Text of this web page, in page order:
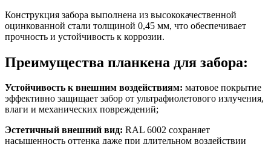
Конструкция забора выполнена из высококачественной
оцинкованной стали толщиной 0,45 мм, что обеспечивает
прочность и устойчивость к коррозии.
Преимущества планкена для забора:
Устойчивость к внешним воздействиям: матовое покрытие
эффективно защищает забор от ультрафиолетового излучения,
влаги и механических повреждений;
Эстетичный внешний вид: RAL 6002 сохраняет
насыщенность оттенка даже при длительном воздействии